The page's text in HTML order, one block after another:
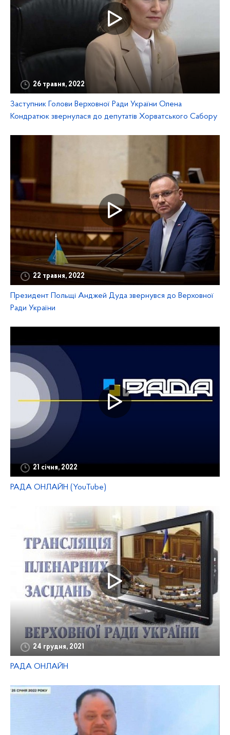
26 травня, 2022
Заступник Голови Верховної Ради України Олена
Кондратюк звернулася до депутатів Хорватського Сабору
22 травня, 2022
Президент Польщі Анджей Дуда звернувся до Верховної
Ради України
21 січня, 2022
РАДА ОНЛАЙН (YouTube)
24 грудня, 2021
РАДА ОНЛАЙН